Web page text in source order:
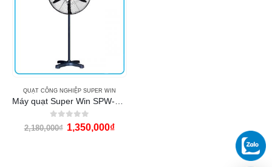
QUẠT CÔNG NGHIỆP SUPER WIN
0out of 5
2,180,000₫ 1,350,000₫